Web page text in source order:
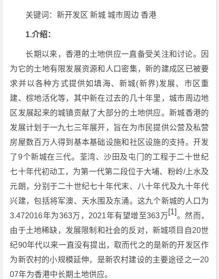
关键词：新开发区 新城 城市周边 香港
1.介绍：
长期以来，香港的土地供应一直备受关注和讨论。因
为它的土地有限发展资源和人口密集，新的建成区已被要
求并以各种方式提供如填海、新城(新界)发展、市区重
建、棕地活化等，其中新在过去的几十年里，城市周边地
区发展起来的城镇贡献了大部分的土地供应。新城香港的
发展计划于一九七三年展开，旨在为市民提供公营及私营
房屋数百万人得到基本基础设施和社区设施的支持。开发
了9个新城在三代。荃湾、沙田及屯门的工程于二十世纪
七十年代初动工，为第一代第二段位于大埔、粉岭/上水及
元朗，分别于二十世纪七十年代末、八十年代及九十年代
兴建，包括将军澳、天水围及东涌。这九个新城的人口为
3.472016年为363万，2021年有望增至363万[1]。然而，
由于土地稀缺，发展限制和社会的反对，新城项目自20世
纪90年代以来一直没有提出，取而代之的是新的开发区作
为新农村的小规模延伸，是新农村建设的主要途径之一20
07年为香港中长期土地供应。